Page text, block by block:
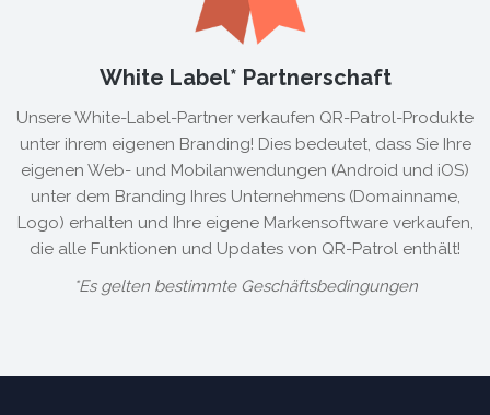
White Label* Partnerschaft
Unsere White-Label-Partner verkaufen QR-Patrol-Produkte
unter ihrem eigenen Branding! Dies bedeutet, dass Sie Ihre
eigenen Web- und Mobilanwendungen (Android und iOS)
unter dem Branding Ihres Unternehmens (Domainname,
Logo) erhalten und Ihre eigene Markensoftware verkaufen,
die alle Funktionen und Updates von QR-Patrol enthält!
*Es gelten bestimmte Geschäftsbedingungen